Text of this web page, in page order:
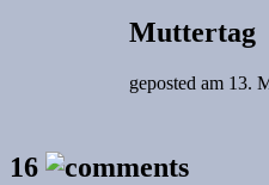
Muttertag
geposted am 13.
16